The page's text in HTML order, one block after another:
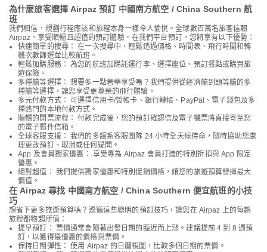
為什麼旅客選擇 Airpaz 預訂 中國南方航空 / China Southern 航
班
我們相信，規劃行程應該和旅程本身一樣令人愉悅。全球數百萬名旅客信賴
Airpaz，享受順暢且超值的預訂體驗。在我們平台預訂，您將享有以下優勢：
快速簡單的搜尋： 在一次搜尋中，輕鬆透過價格、時間表、飛行時間和轉
機次數篩選並比較航班。
輕鬆加購服務： 為您的航班加購託運行李、選擇座位、預訂餐點或購買旅
遊保險。
多種艙等選擇： 想要多一點奢華享受嗎？我們提供從經濟艙到頭等艙的多
種艙等選擇，讓您享受更尊榮的飛行體驗。
多元付款方式： 可選擇信用卡/簽帳卡、銀行轉帳、PayPal、電子錢包及多
種熱門的本地付款方式。
順暢的開票流程： 付款完成後，您的預訂確認信及電子機票將直接寄至您
的電子郵件信箱。
全球客服支援： 我們的多語系客服團隊 24 小時全天候待命，隨時協助您處
理更改預訂、取消或任何疑問。
App 及會員獨家優惠： 享受專為 Airpaz 會員打造的特別折扣與 App 限定
優惠。
絕對超值： 我們提供獨家優惠和特別促銷價格，讓您的旅遊預算發揮最大
價值。
在 Airpaz 尋找 中國南方航空 / China Southern 便宜航班的小技
巧
想省下更多旅遊預算嗎？遵循這些聰明的預訂技巧，讓您在 Airpaz 上的每趟
旅程都物超所值：
提早預訂： 票價通常會隨著出發日期的臨近而上漲。建議提前 4 到 8 週預
訂，以獲得最優惠的價格與票價。
保持日期彈性： 使用 Airpaz 的日曆視圖，比較多個日期的票價。